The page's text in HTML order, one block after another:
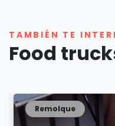
TAMBIÉN TE
Food
Remolque